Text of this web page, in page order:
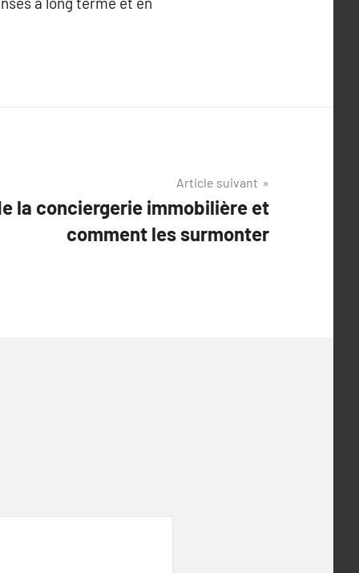
Article suivant
la conciergerie immobilière et
comment les surmonter